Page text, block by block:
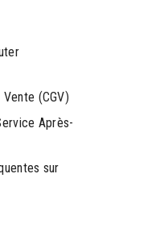
(CGV)
Après-
sur